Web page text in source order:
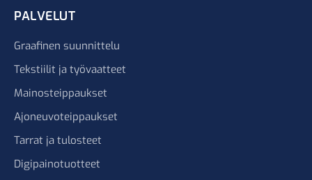
PALVELUT
Graafinen suunnittelu
Tekstiilit ja työvaatteet
Mainosteippaukset
Ajoneuvoteippaukset
Tarrat ja tulosteet
Digipainotuotteet